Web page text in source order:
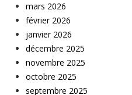
mars 2026
février 2026
janvier 2026
décembre 2025
novembre 2025
octobre 2025
septembre 2025